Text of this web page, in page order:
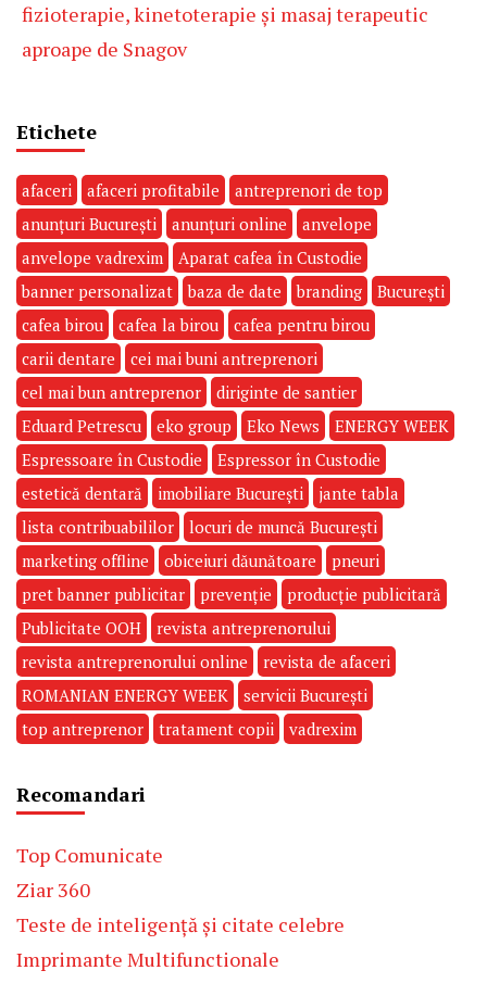
fizioterapie, kinetoterapie și masaj terapeutic
aproape de Snagov
Etichete
afaceri afaceri profitabile
antreprenori de top
anunțuri București
anunțuri online
anvelope
anvelope vadrexim
Aparat cafea în Custodie
banner personalizat
baza de date branding
București
cafea birou
cafea la birou
cafea pentru birou
carii dentare
cei mai buni antreprenori
cel mai bun antreprenor
diriginte de santier
Eduard Petrescu
eko group Eko News
ENERGY WEEK
Espressoare în Custodie
Espressor în Custodie
estetică dentară
imobiliare București
jante tabla
lista contribuabililor
locuri de muncă București
marketing offline
obiceiuri dăunătoare
pneuri
pret banner publicitar
prevenție
producție publicitară
Publicitate OOH
revista antreprenorului
revista antreprenorului online
revista de afaceri
ROMANIAN ENERGY WEEK
servicii București
top antreprenor
tratament copii vadrexim
Recomandari
Top Comunicate
Ziar 360
Teste de inteligență și citate celebre
Imprimante Multifunctionale